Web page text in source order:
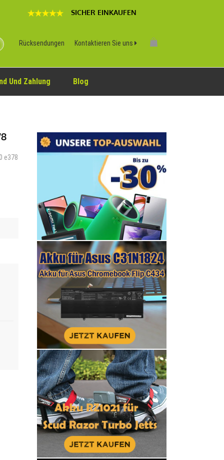
SICHER EINKAUFEN
Rücksendungen Kontaktieren Sie uns
Und Zahlung Blog
e378